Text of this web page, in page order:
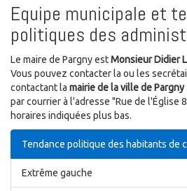
Equipe municipale et
politiques des
Le maire de Pargny estMonsieur Didier
Vous pouvez contacter la ou les
contactant la mairie de la ville de Pargny
par courrier à l'adresse "Rue de l'Église
horaires indiquées plus bas.
Tendance politique des habitants de
Extrême gauche